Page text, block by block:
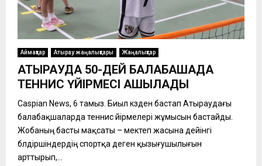
Аймақтар Атырау жаңалықтары Жаңалықтар
АТЫРАУДА 50-ДЕЙ БАЛАБАҚШАДА
ТЕННИС ҮЙІРМЕСІ АШЫЛАДЫ
Caspian News, 6 тамыз. Биыл күзден бастап Атыраудағы
балабақшаларда теннис үйірмелері жұмысын бастайды.
Жобаның басты мақсаты – мектеп жасына дейінгі
бүлдіршіндердің спортқа деген қызығушылығын
арттырып,...